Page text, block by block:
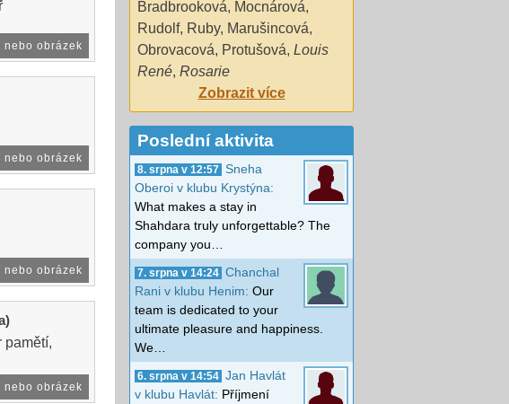
nebo obrázek
nebo obrázek
nebo obrázek
pamětí,
nebo obrázek
Bradbrooková, Mocnárová,
Rudolf, Ruby, Marušincová,
Obrovacová, Protušová, Louis
René, Rosarie
Zobrazit více
Poslední aktivita
8. srpna v 12:57
Sneha
Oberoi v klubu Krystýna:
What makes a stay in
Shahdara truly unforgettable? The
company you…
7. srpna v 14:24 Chanchal
Rani v klubu Henim: Our
team is dedicated to your
ultimate pleasure and happiness.
We…
6. srpna v 14:54 Jan Havlát
v klubu Havlát: Příjmení